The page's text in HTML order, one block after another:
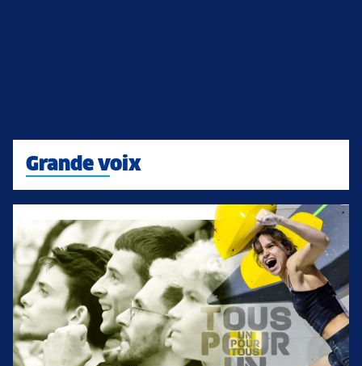
Grande voix